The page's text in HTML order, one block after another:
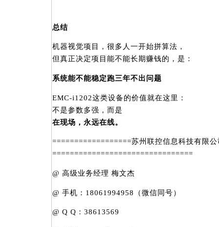
总结
机器视觉项目，很多人一开始拼算法，
但真正决定项目能不能长期赚钱的，是：
系统能不能稳定跑三年不出问题
EMC-i1202这类设备的价值就在这里：
不是参数多强，而是
在现场，永远在线。
==================苏州联控信息科技有限公
================================
@ 高级业务经理 梅文杰
@ 手机：18061994958（微信同号）
@ Q Q：38613569